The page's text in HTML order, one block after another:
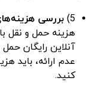
5) بررسی
هزینه حمل و نقل
آنلاین رایگان
عدم ارائه، باید
کنید.